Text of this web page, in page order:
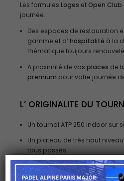
Les formules Loges et Open Club
journée.
Des espaces de restauration
gamme et d’ hospitalité à la
thématique toujours
A proximité de vos places de
premium pour votre journée
L’ ORIGINALITE DU
Un tournoi ATP 250 indoor sur
Un plateau de très haut
tous passés.
Des hospitalités «
espritVIPdes grands tournois